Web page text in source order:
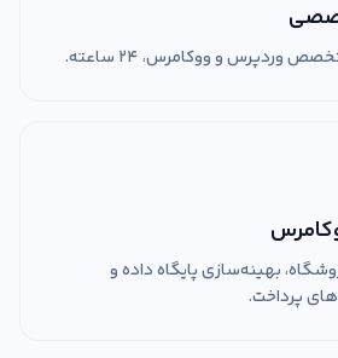
وردپرس و ووکامرس، ۲۴ ساعته.
بهینه‌سازی پایگاه داده و
پرداخت.